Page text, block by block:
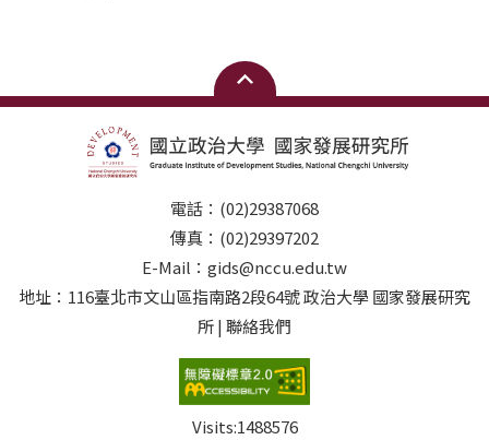
電話：(02)29387068
傳真：(02)29397202
E-Mail：gids@nccu.edu.tw
地址：116臺北市文山區指南路2段64號 政治大學 國家發展研究
所 | 聯絡我們
Visits:1488576